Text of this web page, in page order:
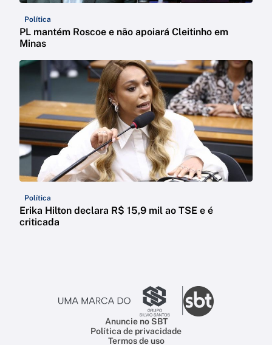
Política
PL mantém Roscoe e não apoiará Cleitinho em
Minas
Política
Erika Hilton declara R$ 15,9 mil ao TSE e é
criticada
Anuncie no SBT
Política de privacidade
Termos de uso